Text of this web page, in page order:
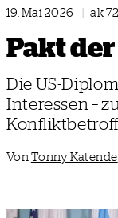
19. Mai 2026 | ak
Pakt
Die US-
Interessen –
Von Tonny Katende